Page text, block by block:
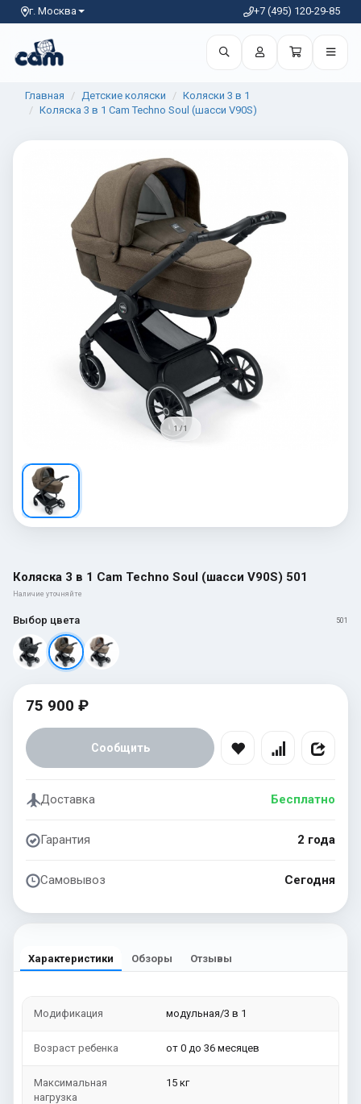
г. Москва +7 (495) 120-29-85
Главная Детские коляски
Коляски 3 в 1
Коляска 3 в 1 Cam Techno Soul (шасси V90S)
1 / 1
Коляска 3 в 1 Cam Techno Soul (шасси V90S) 501
Наличие уточняйте
Выбор цвета 501
75 900 ₽
Сообщить
Доставка Бесплатно
Гарантия 2 года
Самовывоз Сегодня
Характеристики Обзоры Отзывы
Модификация модульная/3 в 1
Возраст ребенка от 0 до 36 месяцев
Максимальная
нагрузка
15 кг